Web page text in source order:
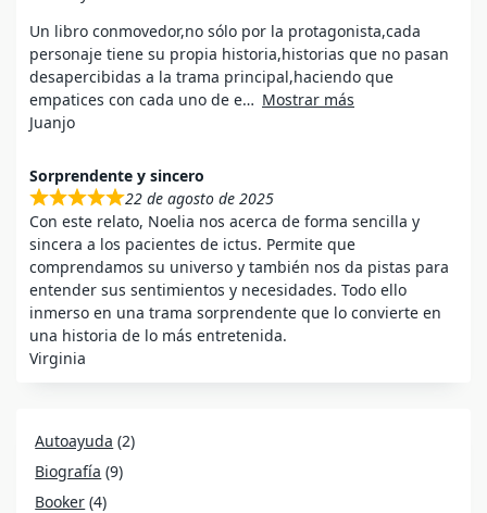
Un libro conmovedor,no sólo por la protagonista,cada
personaje tiene su propia historia,historias que no pasan
desapercibidas a la trama principal,haciendo que
empatices con cada uno de e
Mostrar más
Juanjo
Sorprendente y sincero
22 de agosto de 2025
Con este relato, Noelia nos acerca de forma sencilla y
sincera a los pacientes de ictus. Permite que
comprendamos su universo y también nos da pistas para
entender sus sentimientos y necesidades. Todo ello
inmerso en una trama sorprendente que lo convierte en
una historia de lo más entretenida.
Virginia
Autoayuda (2)
Biografía (9)
Booker (4)